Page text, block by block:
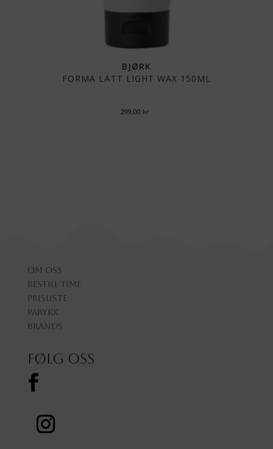
BJØRK
FORMA LÄTT LIGHT WAX 150ML
299,00 kr
Om oss
Bestill time
Prisliste
Parykk
Brands
Følg oss